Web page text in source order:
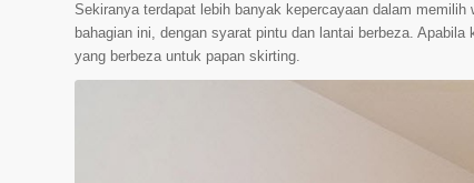
Sekiranya terdapat lebih banyak kepercayaan dalam
bahagian ini, dengan syarat pintu dan lantai berbeza.
yang berbeza untuk papan skirting.